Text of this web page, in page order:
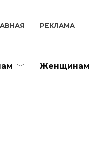
РЕКЛАМА
Женщинам